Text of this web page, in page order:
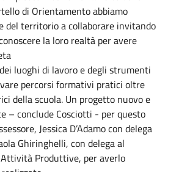
di Orientamento abbiamo
del territorio a collaborare invitando
la loro realtà per avere
luoghi di lavoro e degli strumenti
percorsi formativi pratici oltre
della scuola. Un progetto nuovo e
– conclude Cosciotti - per questo
Jessica D’Adamo con delega
Ghiringhelli, con delega al
Produttive, per averlo